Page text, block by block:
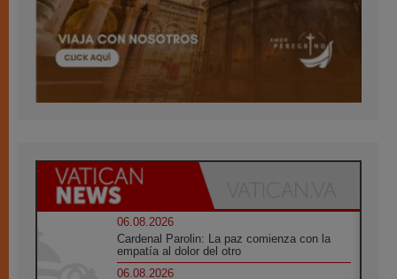
06.08.2026
Cardenal Parolin: La paz comienza con la
empatía al dolor del otro
06.08.2026